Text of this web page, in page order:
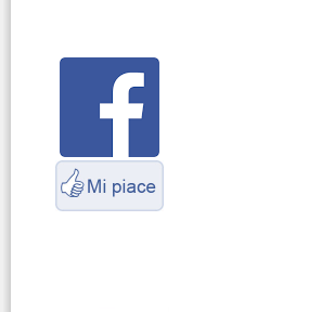
antenne e cavi
Servizio
Radioelettrico